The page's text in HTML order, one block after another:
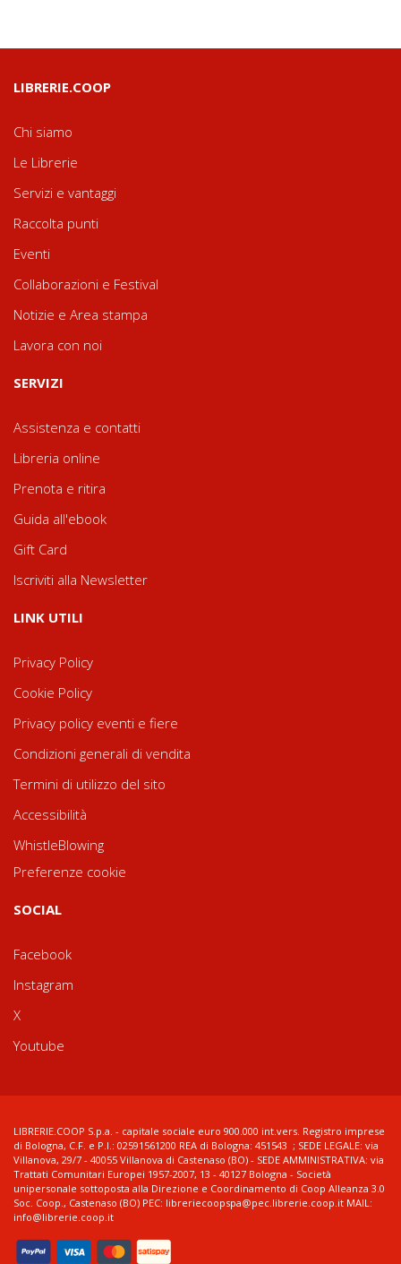
LIBRERIE.COOP
Chi siamo
Le Librerie
Servizi e vantaggi
Raccolta punti
Eventi
Collaborazioni e Festival
Notizie e Area stampa
Lavora con noi
SERVIZI
Assistenza e contatti
Libreria online
Prenota e ritira
Guida all'ebook
Gift Card
Iscriviti alla Newsletter
LINK UTILI
Privacy Policy
Cookie Policy
Privacy policy eventi e fiere
Condizioni generali di vendita
Termini di utilizzo del sito
Accessibilità
WhistleBlowing
Preferenze cookie
SOCIAL
Facebook
Instagram
X
Youtube
LIBRERIE.COOP S.p.a. - capitale sociale euro 900.000 int.vers. Registro imprese
di Bologna, C.F. e P.I.: 02591561200 REA di Bologna: 451543 ; SEDE LEGALE: via
Villanova, 29/7 - 40055 Villanova di Castenaso (BO) - SEDE AMMINISTRATIVA: via
Trattati Comunitari Europei 1957-2007, 13 - 40127 Bologna - Società
unipersonale sottoposta alla Direzione e Coordinamento di Coop Alleanza 3.0
Soc. Coop., Castenaso (BO) PEC: libreriecoopspa@pec.librerie.coop.it MAIL:
info@librerie.coop.it